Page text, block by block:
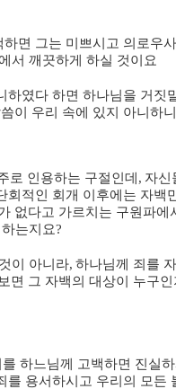
면 그는 미쁘시고 의로우
서 깨끗하게 하실 것이요
하였다 하면 하나님을 거짓
이 우리 속에 있지 아니하
로 인용하는 구절인데 , 자신
회적인 회개 이후에는 자백
없다고 가르치는 구원파에
는지요?
이 아니라, 하나님께 죄를
면 그 자백의 대상이 누구인
하느님께 고백하면 진실
를 용서하시고 우리의 모든